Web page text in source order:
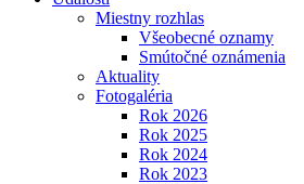
Miestny rozhlas
Všeobecné oznamy
Smútočné oznámenia
Aktuality
Fotogaléria
Rok 2026
Rok 2025
Rok 2024
Rok 2023